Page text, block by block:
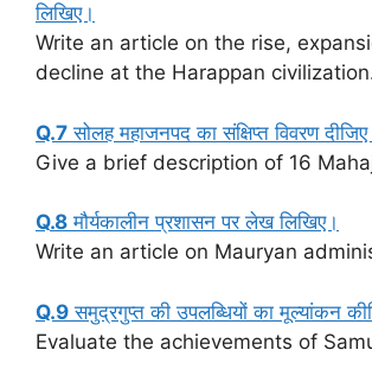
लिखिए।
Write an article on the rise,
decline at the Harappan
Q.7 सोलह महाजनपद का संक्षिप्त विवरण
Give a brief description of 16
Q.8 मौर्यकालीन प्रशासन पर लेख लिखिए।
Write an article on Mauryan
Q.9 समुद्रगुप्त की उपलब्धियों का मूल्यांकन
Evaluate the achievements of